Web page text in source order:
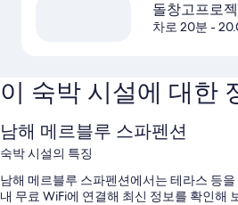
돌창고프로
차로 20분 -
이 숙박 시설에 대한
남해 메르블루 스파펜션
숙박 시설의 특징
남해 메르블루 스파펜션에서는 테라스 등
내 무료 WiFi에 연결해 최신 정보를 확인해